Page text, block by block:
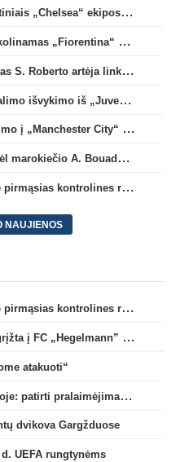
X. Alonso: „Esu patenkintas dabartiniais „Chelsea“ ekipos vartininkais“
F. Mastanuono oficialiai sezonui skolinamas „Fiorentina“ ekipai
Buvęs ilgametis„Barcelona“ žaidėjas S. Roberto artėja link persikėlimo į MLS
G. Bremeris paneigė gandus dėl galimo išvykimo iš „Juventus“ klubo
G. Rulli – per žingsnį nuo persikėlimo į „Manchester City“ klubą
„Man City“ artėja link susitarimo dėl marokiečio A. Bouaddi persikėlimo
Vaikinų U15 rinktinė Taline sužaidė pirmąsias kontrolines rungtynes
NAUJIENOS
Vaikinų U15 rinktinė Taline sužaidė pirmąsias kontrolines rungtynes
Kristupas–Algirdas Padegimas sugrįžta į FC „Hegelmann” B sudėtį
atakuoti“
Lietuvos klubų pasirodymai Europoje: patirti pralaimėjimai Kroatijos atstovams
dvikova Gargžduose
UEFA rungtynėms